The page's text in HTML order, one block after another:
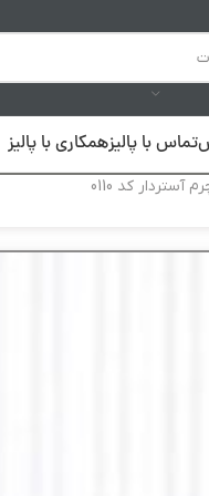
تماس با پالیزهمکاری با پالیز
کد 0110